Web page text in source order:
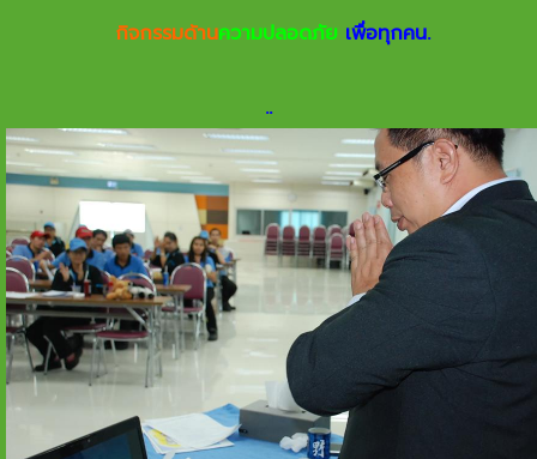
กิจกรรมด้านความปลอดภัย เพื่อทุกคน.
..